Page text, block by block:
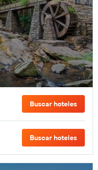
Buscar hoteles
Buscar hoteles